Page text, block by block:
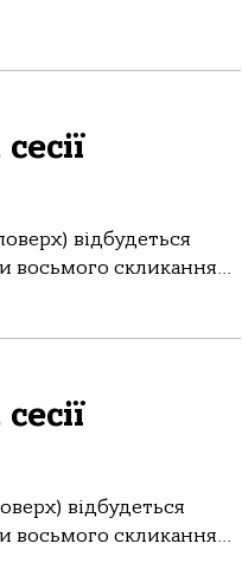
відбудеться
восьмого скликання...
відбудеться
восьмого скликання...